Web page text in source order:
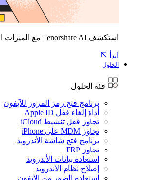
استكشف Tenorshare AI مع الميزات الجديدة المذهلة
ابدأ
الحلول
فئة الحلول
برنامج فتح رمز المرور للآيفون
أداة إلغاء قفل Apple ID
تجاوز قفل تنشيط iCloud
تجاوز MDM على iPhone
برنامج فتح شاشة الأندرويد
تجاوز FRP
استعادة بيانات الأندرويد
إصلاح نظام الأندرويد
استعادة الصور من الايفون